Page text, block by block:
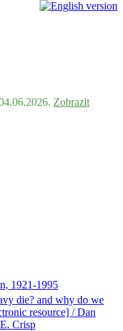
Zobrazit
1921-1995
die? and why do we
resource] / Dan
Crisp